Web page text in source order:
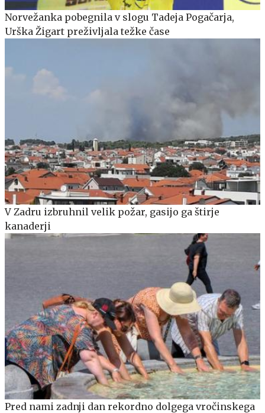
Norvežanka pobegnila v slogu Tadeja Pogačarja,
Urška Žigart preživljala težke čase
V Zadru izbruhnil velik požar, gasijo ga štirje
kanaderji
Pred nami zadnji dan rekordno dolgega vročinskega